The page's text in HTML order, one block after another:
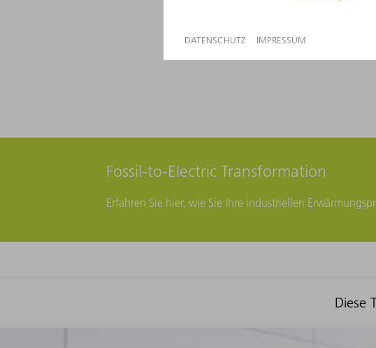
Fossil-to-Electric Transformation
Erfahren Sie hier, wie Sie Ihre industriellen
Diese